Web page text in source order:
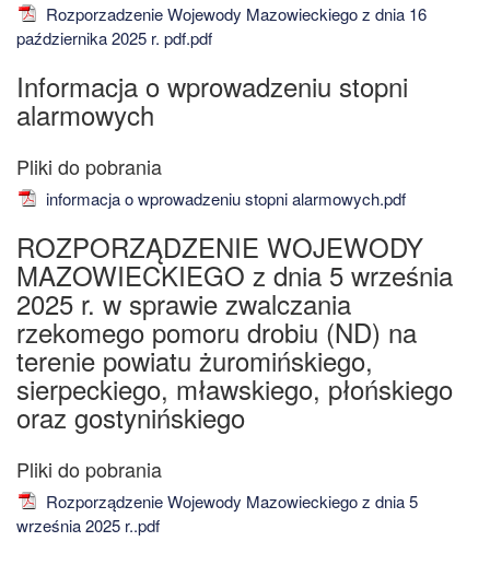
Rozporzadzenie Wojewody Mazowieckiego z dnia 16
października 2025 r. pdf.pdf
Informacja o wprowadzeniu stopni
alarmowych
informacja o wprowadzeniu stopni alarmowych.pdf
ROZPORZĄDZENIE WOJEWODY
MAZOWIECKIEGO z dnia 5 września
2025 r. w sprawie zwalczania
rzekomego pomoru drobiu (ND) na
terenie powiatu żuromińskiego,
sierpeckiego, mławskiego, płońskiego
oraz gostynińskiego
Rozporządzenie Wojewody Mazowieckiego z dnia 5
września 2025 r..pdf